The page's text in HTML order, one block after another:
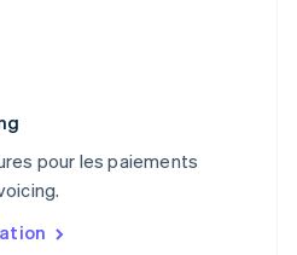
pour les paiements